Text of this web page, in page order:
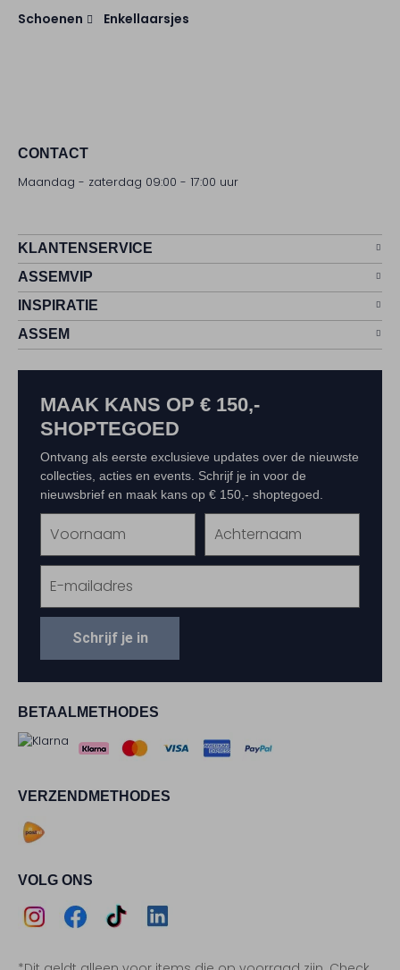
Schoenen Enkellaarsjes
CONTACT
Maandag - zaterdag 09:00 - 17:00 uur
KLANTENSERVICE
ASSEMVIP
INSPIRATIE
ASSEM
BETAALMETHODES
VERZENDMETHODES
VOLG ONS
MAAK KANS OP € 150,-
SHOPTEGOED
Ontvang als eerste exclusieve updates over de nieuwste
collecties, acties en events. Schrijf je in voor de
nieuwsbrief en maak kans op € 150,- shoptegoed.
Schrijf je in